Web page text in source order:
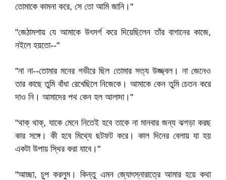
তোমাকে কামনা করে, সে তো আমি জানি।"
"জেঠামশায় যে আমাকে উৎসর্গ করে দিয়েছিলেন তাঁর বাগানের কাজে,
নইলে হয়তো--"
"না না--তোমার মনের গভীরে ছিল তোমার সত্য উজ্জ্বল। না জেনেও
তার কাছে তুমি বাঁধা রেখেছিলে নিজেকে। আমাকে কেন তুমি চেতন করে
দাও নি। আমাদের পথ কেন হল আলাদা।"
"থাক্‌ থাক্‌, যাকে মেনে নিতেই হবে তাকে না মানবার জন্য ঝগড়া করছ
কার সঙ্গে। কী হবে মিথ্যে ছটফট করে। কাল দিনের বেলায় যা হয়
একটা উপায় স্থির করা যাবে।"
"আচ্ছা, চুপ করলুম। কিন্তু এমন জ্যোৎস্নারাত্রে আমার হয়ে কথা